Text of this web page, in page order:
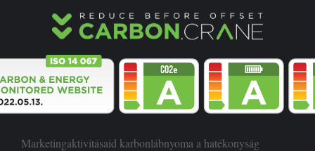
Marketingaktivitásaid karbonlábnyoma a hatékonyság